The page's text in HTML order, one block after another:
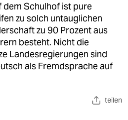
dem Schulhof ist pure
zu solch untauglichen
zu 90 Prozent aus
besteht. Nicht die
Landesregierungen sind
als Fremdsprache auf
teilen